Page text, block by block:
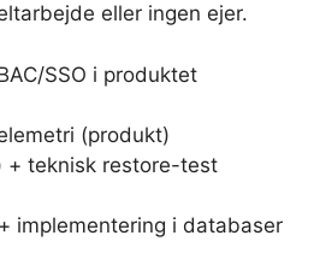
eller ingen ejer.
SSO i produktet
(produkt)
+ teknisk restore-test
implementering i databaser